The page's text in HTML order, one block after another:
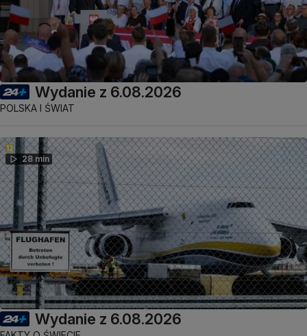
Wydanie z 6.08.2026
POLSKA I ŚWIAT
28 min
Wydanie z 6.08.2026